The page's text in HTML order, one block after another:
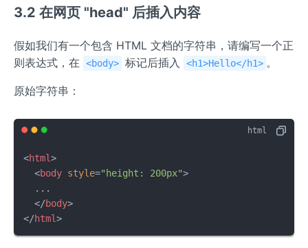
3.2 在网页 "head" 后插入内容
假如我们有一个包含 HTML 文档的字符串，请编写一个正
则表达式，在
<body> 标记后插入 <h1>Hello</h1> 。
原始字符串：
<html>
<body style="height: 200px">
  ...
</body>
</html>